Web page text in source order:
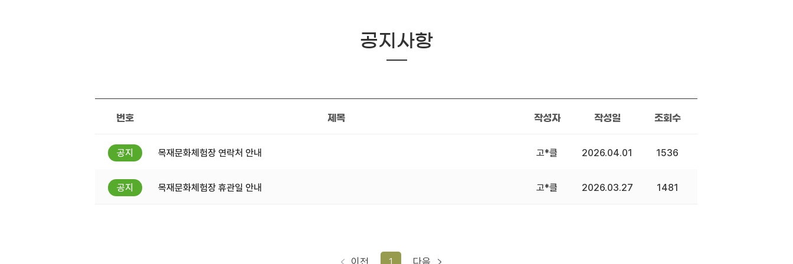
공지사항
번호 제목 작성자 작성일 조회수
목재문화체험장 연락처 안내 고*클 2026.04.01 1536
목재문화체험장 휴관일 안내 고*클 2026.03.27 1481
이전 1 다음